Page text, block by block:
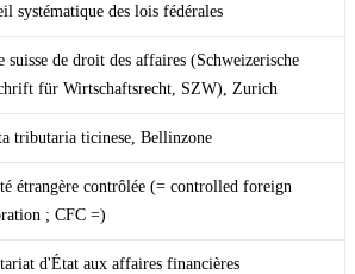
systématique des lois fédérales
suisse de droit des affaires (Schweizerische
für Wirtschaftsrecht, SZW), Zurich
tributaria ticinese, Bellinzone
étrangère contrôlée (= controlled foreign
; CFC =)
d'État aux affaires financières